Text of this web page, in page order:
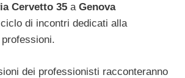
Cervetto 35 a Genova
di incontri dedicati alla
dei professionisti racconteranno